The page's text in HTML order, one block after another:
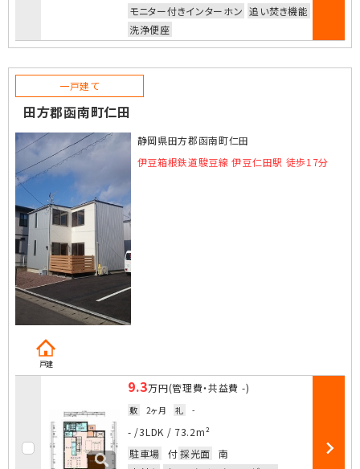
モニター付きインターホン 追い焚き機能
洗浄便座
一戸建て
田方郡函南町仁田
静岡県田方郡函南町仁田
伊豆箱根鉄道駿豆線 伊豆仁田駅 徒歩17分
戸建
9.3万円(管理費・共益費 -)
敷 2ヶ月 礼 -
- /3LDK / 73.2m²
駐車場
付採光面
南